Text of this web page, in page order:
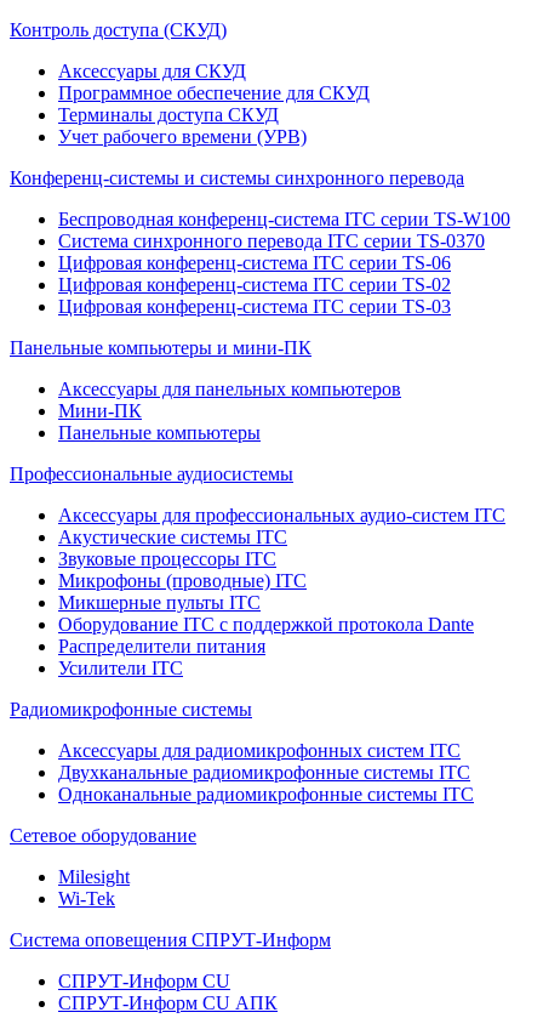
Контроль доступа (СКУД)
Аксессуары для СКУД
Программное обеспечение для СКУД
Терминалы доступа СКУД
Учет рабочего времени (УРВ)
Конференц-системы и системы синхронного перевода
Беспроводная конференц-система ITC серии TS-W100
Система синхронного перевода ITC серии TS-0370
Цифровая конференц-система ITC серии TS-06
Цифровая конференц-система ITC серии TS-02
Цифровая конференц-система ITC серии TS-03
Панельные компьютеры и мини-ПК
Аксессуары для панельных компьютеров
Мини-ПК
Панельные компьютеры
Профессиональные аудиосистемы
Аксессуары для профессиональных аудио-систем ITC
Акустические системы ITC
Звуковые процессоры ITC
Микрофоны (проводные) ITC
Микшерные пульты ITC
Оборудование ITC с поддержкой протокола Dante
Распределители питания
Усилители ITC
Радиомикрофонные системы
Аксессуары для радиомикрофонных систем ITC
Двухканальные радиомикрофонные системы ITC
Одноканальные радиомикрофонные системы ITC
Сетевое оборудование
Milesight
Wi-Tek
Система оповещения СПРУТ-Информ
СПРУТ-Информ CU
СПРУТ-Информ CU АПК